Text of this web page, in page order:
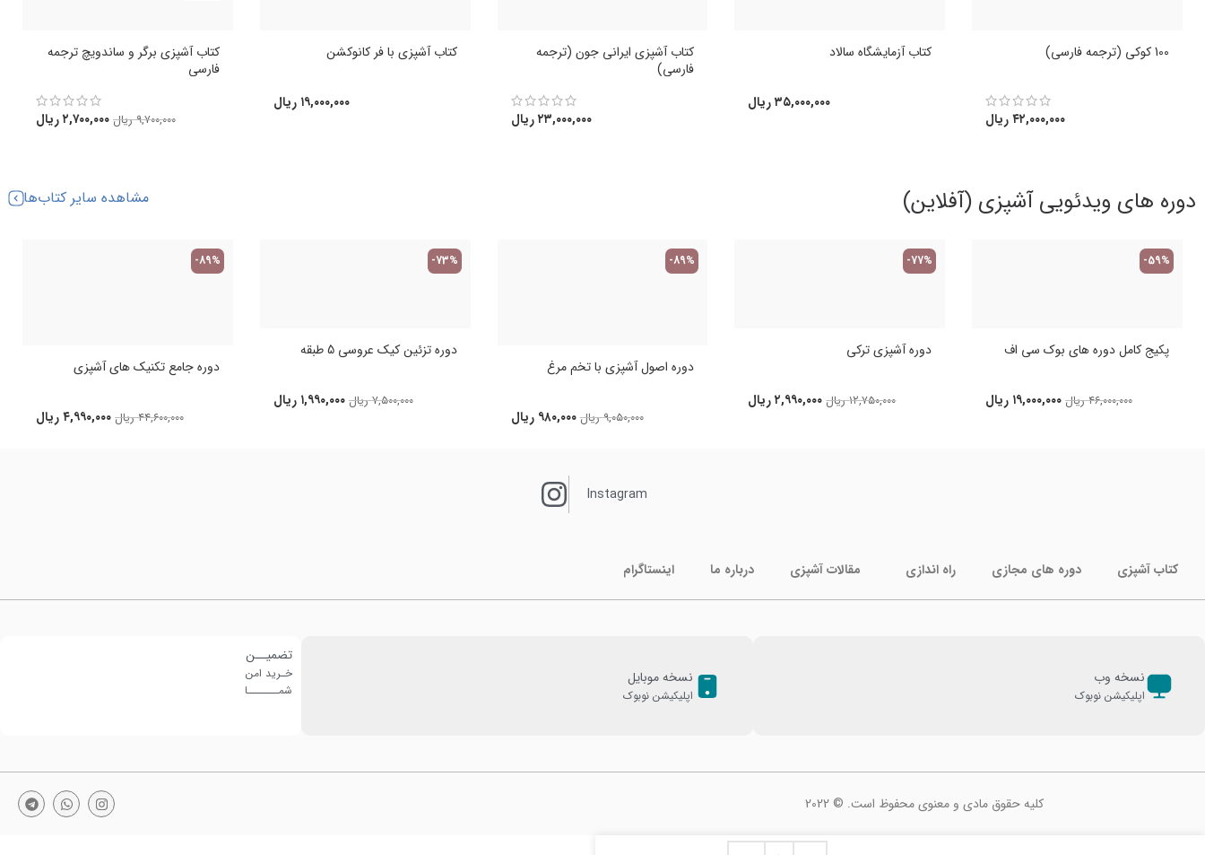
100 کوکی (ترجمه فارسی)
۴۲,۰۰۰,۰۰۰ریال
کتاب آزمایشگاه سالاد
۳۵,۰۰۰,۰۰۰ ریال
کتاب آشپزی ایرانی جون (ترجمه
فارسی)
۲۳,۰۰۰,۰۰۰ریال
کتاب آشپزی با فر کانوکشن
۱۹,۰۰۰,۰۰۰ ریال
کتاب آشپزی برگر و ساندویچ ترجمه
فارسی
۹,۷۰۰,۰۰۰ ریال ۲,۷۰۰,۰۰۰ریال
دوره های ویدئویی آشپزی (آفلاین) مشاهده سایر کتاب‌ها
-59%
پکیج کامل دوره های بوک سی اف
۴۶,۰۰۰,۰۰۰ ریال ۱۹,۰۰۰,۰۰۰ ریال
-77%
دوره آشپزی ترکی
۱۲,۷۵۰,۰۰۰ ریال ۲,۹۹۰,۰۰۰ ریال
-89%
دوره اصول آشپزی با تخم مرغ
۹,۰۵۰,۰۰۰ ریال ۹۸۰,۰۰۰ ریال
-73%
دوره تزئین کیک عروسی 5 طبقه
۷,۵۰۰,۰۰۰ ریال ۱,۹۹۰,۰۰۰ ریال
-89%
دوره جامع تکنیک های آشپزی
۴۴,۶۰۰,۰۰۰ ریال ۴,۹۹۰,۰۰۰ریال
Instagram
کتاب آشپزی دوره های مجازی راه اندازی مقالات آشپزی درباره ما اینستاگرام
نسخه وب
اپلیکیشن نوبوک
نسخه موبایل
اپلیکیشن نوبوک
تضمیــن
خـرید امن
شمـــــــا
کلیه حقوق مادی و معنوی محفوظ است. © 2022